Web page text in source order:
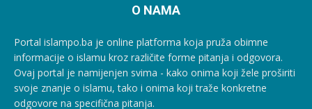
O NAMA
Portal islampo.ba je online platforma koja pruža obimne
informacije o islamu kroz različite forme pitanja i odgovora.
Ovaj portal je namijenjen svima - kako onima koji žele proširiti
svoje znanje o islamu, tako i onima koji traže konkretne
odgovore na specifična pitanja.